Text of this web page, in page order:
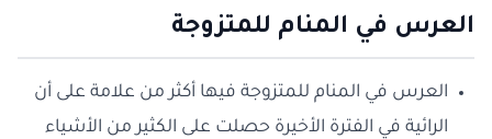
العرس في المنام للمتزوجة
العرس في المنام للمتزوجة فيها أكثر من علامة على أن
الرائية في الفترة الأخيرة حصلت على الكثير من الأشياء